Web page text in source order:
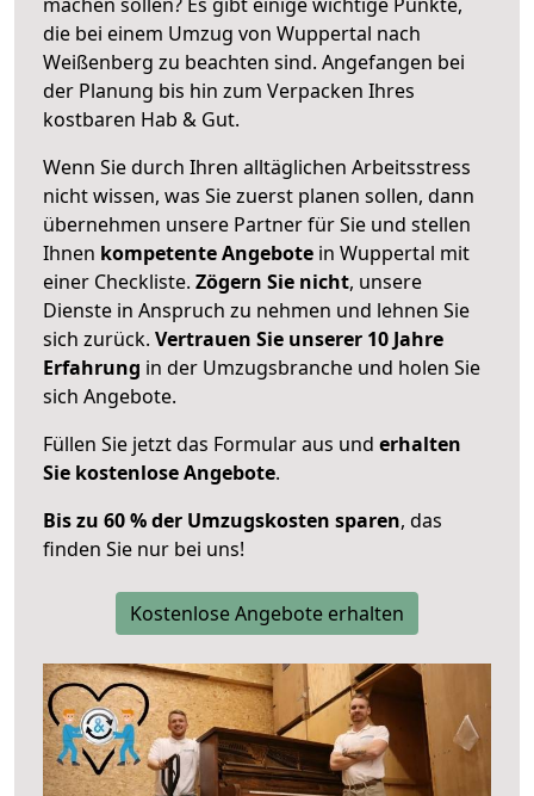
die bei einem Umzug von Wuppertal nach
Weißenberg zu beachten sind. Angefangen bei
der Planung bis hin zum Verpacken Ihres
kostbaren Hab & Gut.
Wenn Sie durch Ihren alltäglichen Arbeitsstress
nicht wissen, was Sie zuerst planen sollen, dann
übernehmen unsere Partner für Sie und stellen
Ihnen kompetente Angebote in Wuppertal mit
einer Checkliste. Zögern Sie nicht, unsere
Dienste in Anspruch zu nehmen und lehnen Sie
sich zurück. Vertrauen Sie unserer 10 Jahre
Erfahrung in der Umzugsbranche und holen Sie
sich Angebote.
Füllen Sie jetzt das Formular aus und erhalten
Sie kostenlose Angebote.
Bis zu 60 % der Umzugskosten sparen, das
finden Sie nur bei uns!
Kostenlose Angebote erhalten